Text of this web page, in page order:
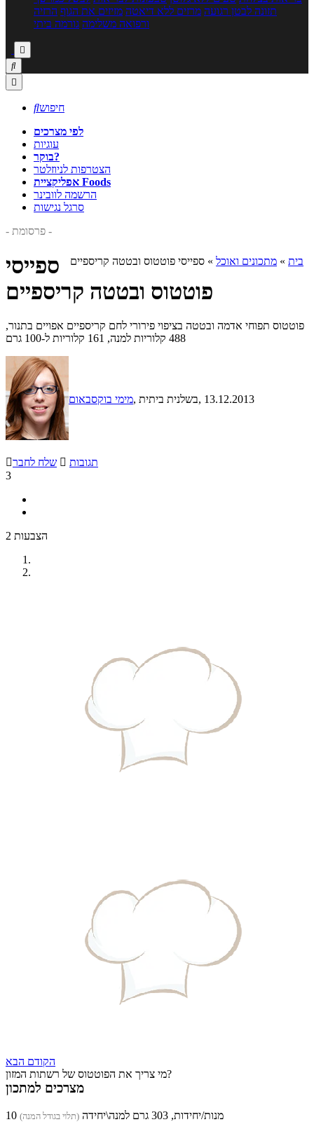
תזונה לבטן רגועה מרזים ללא דיאטה מזיזים את הגוף הרזיה
ורפואה משלימה גורמה ביתי



חיפוש
לפי מצרכים
עוגיות
בוקר?
הצטרפות לניוזלטר
אפליקציית Foods
הרשמה לוובינר
סרגל נגישות
- פרסומת -
בית » מתכונים ואוכל » ספייסי פוטטוס ובטטה קריספיים
ספייסי
פוטטוס ובטטה קריספיים
פוטטוס תפוחי אדמה ובטטה בציפוי פירורי לחם קריספיים אפויים בתנור,
488 קלוריות למנה, 161 קלוריות ל-100 גרם
מימי בוקסבאום , בשלנית ביתית, 13.12.2013
שלח לחבר  תגובות
3
2 הצבעות
הקודם הבא
מי צריך את הפוטטוס של רשתות המזון?
מצרכים למתכון
10 מנות/יחידות, 303 גרם למנה\יחידה (תלוי בגודל המנה)